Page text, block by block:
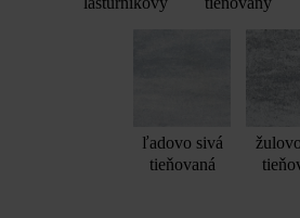
ľadovo sivá
tieňovaná